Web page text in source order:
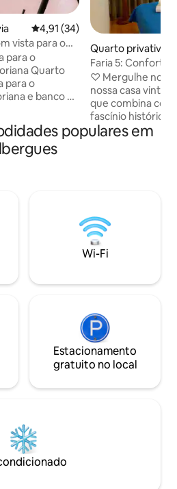
4,91 de uma avaliação média
4,91 (34)
vista para o
para o
Quarto
para o
e banco de
para maior
Smart TV, ar
elétrico,
e comodidades
mineral e
cortesia de
com um
Quarto privativo ⋅
Faria 5: Conforto
localização
♡ Mergulhe no
nossa casa
que combina
fascínio
elegante com TV
garante um retiro
condicionado
privativo. Eleve a sua experiência no
Porto no nosso
populares em
Wi-Fi
Estacionamento
gratuito no local